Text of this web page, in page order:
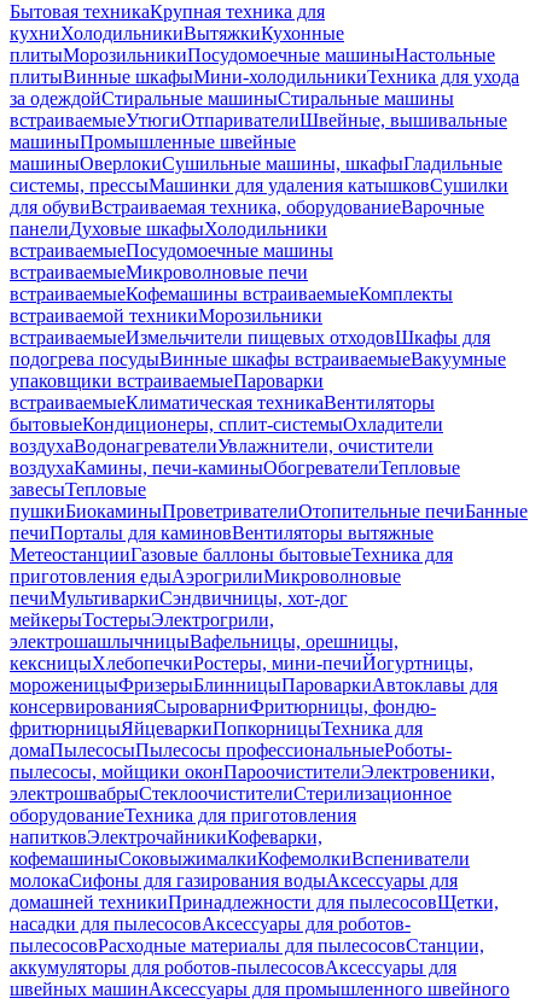
Бытовая техникаКрупная техника для
кухниХолодильникиВытяжкиКухонные
плитыМорозильникиПосудомоечные машиныНастольные
плитыВинные шкафыМини-холодильникиТехника для ухода
за одеждойСтиральные машиныСтиральные машины
встраиваемыеУтюгиОтпаривателиШвейные, вышивальные
машиныПромышленные швейные
машиныОверлокиСушильные машины, шкафыГладильные
системы, прессыМашинки для удаления катышковСушилки
для обувиВстраиваемая техника, оборудованиеВарочные
панелиДуховые шкафыХолодильники
встраиваемыеПосудомоечные машины
встраиваемыеМикроволновые печи
встраиваемыеКофемашины встраиваемыеКомплекты
встраиваемой техникиМорозильники
встраиваемыеИзмельчители пищевых отходовШкафы для
подогрева посудыВинные шкафы встраиваемыеВакуумные
упаковщики встраиваемыеПароварки
встраиваемыеКлиматическая техникаВентиляторы
бытовыеКондиционеры, сплит-системыОхладители
воздухаВодонагревателиУвлажнители, очистители
воздухаКамины, печи-каминыОбогревателиТепловые
завесыТепловые
пушкиБиокаминыПроветривателиОтопительные печиБанные
печиПорталы для каминовВентиляторы вытяжные
МетеостанцииГазовые баллоны бытовыеТехника для
приготовления едыАэрогрилиМикроволновые
печиМультиваркиСэндвичницы, хот-дог
мейкерыТостерыЭлектрогрили,
электрошашлычницыВафельницы, орешницы,
кексницыХлебопечкиРостеры, мини-печиЙогуртницы,
мороженицыФризерыБлинницыПароваркиАвтоклавы для
консервированияСыроварниФритюрницы, фондю-
фритюрницыЯйцеваркиПопкорницыТехника для
домаПылесосыПылесосы профессиональныеРоботы-
пылесосы, мойщики оконПароочистителиЭлектровеники,
электрошвабрыСтеклоочистителиСтерилизационное
оборудованиеТехника для приготовления
напитковЭлектрочайникиКофеварки,
кофемашиныСоковыжималкиКофемолкиВспениватели
молокаСифоны для газирования водыАксессуары для
домашней техникиПринадлежности для пылесосовЩетки,
насадки для пылесосовАксессуары для роботов-
пылесосовРасходные материалы для пылесосовСтанции,
аккумуляторы для роботов-пылесосовАксессуары для
швейных машинАксессуары для промышленного швейного